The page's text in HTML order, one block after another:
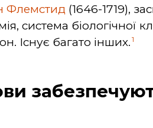
Флемстид (1646-1719),
система біологічної
Існує багато інших. 1